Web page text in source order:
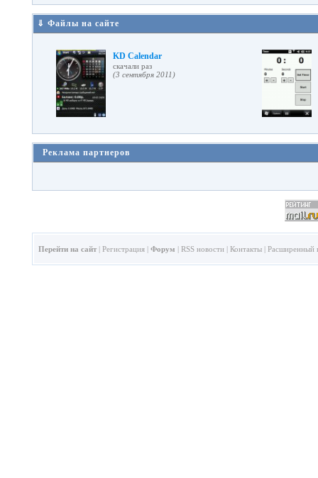
⇓ Файлы на сайте
KD Calendar
cкачали раз
(3 сентября 2011)
Реклама партнеров
Перейти на сайт | Регистрация| Форум | RSS новости| Контакты| Расширенный